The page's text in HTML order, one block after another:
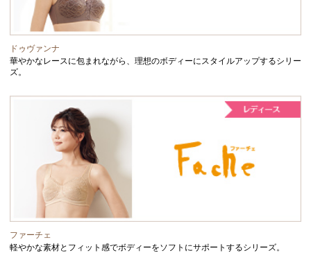
ドゥヴァンナ
華やかなレースに包まれながら、理想のボディーにスタイルアップするシリー
ズ。
ファーチェ
軽やかな素材とフィット感でボディーをソフトにサポートするシリーズ。